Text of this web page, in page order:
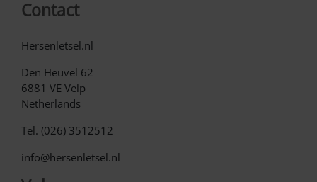
Contact
Hersenletsel.nl
Den Heuvel 62
6881 VE Velp
Netherlands
Tel. (026) 3512512
info@hersenletsel.nl